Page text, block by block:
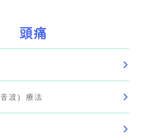
頭痛
波）療法